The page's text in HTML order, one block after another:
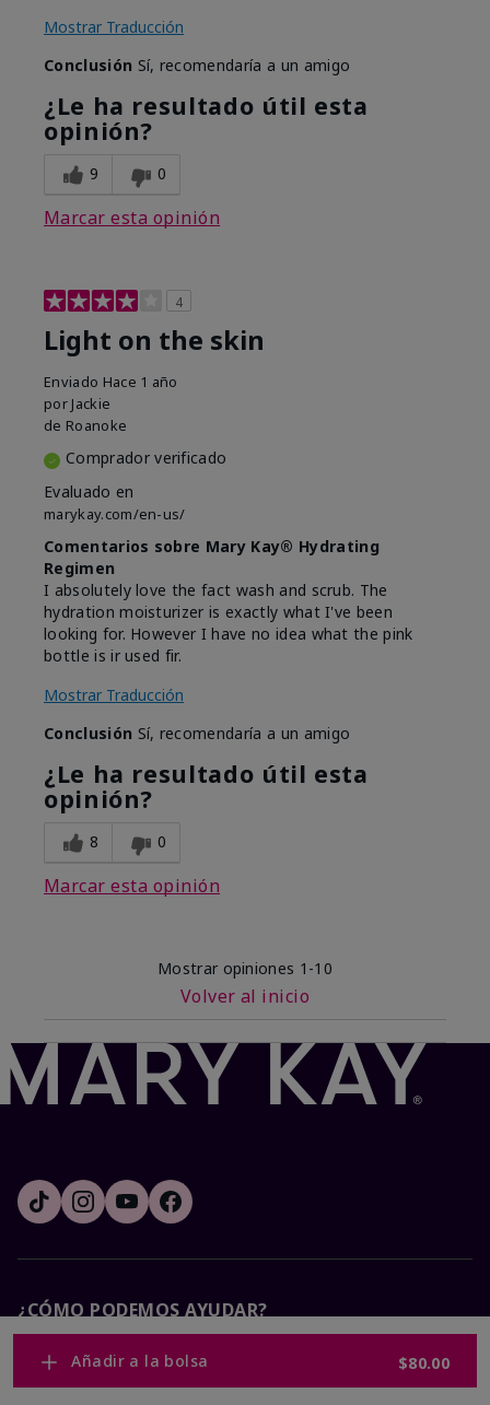
Añadir a la bolsa $80.00
Mostrar Traducción
Conclusión Sí, recomendaría a un amigo
¿Le ha resultado útil esta
opinión?
9 0
Marcar esta opinión
4
Light on the skin
Enviado Hace 1 año
por Jackie
de Roanoke
Comprador verificado
Evaluado en
marykay.com/en-us/
Comentarios sobre Mary Kay® Hydrating
Regimen
I absolutely love the fact wash and scrub. The
hydration moisturizer is exactly what I've been
looking for. However I have no idea what the pink
bottle is ir used fir.
Mostrar Traducción
Conclusión Sí, recomendaría a un amigo
¿Le ha resultado útil esta
opinión?
8 0
Marcar esta opinión
Mostrar opiniones 1-10
Volver al inicio
¿CÓMO PODEMOS AYUDAR?
Recibe e-mails